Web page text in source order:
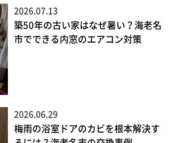
2026.07.13
築50年の古い家はなぜ暑い？海老名
市でできる内窓のエアコン対策
2026.06.29
梅雨の浴室ドアのカビを根本解決す